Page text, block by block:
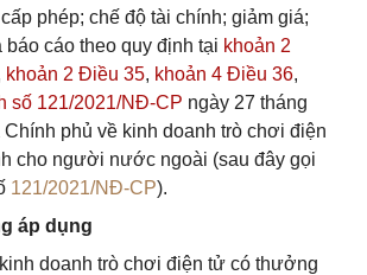
phép; chế độ tài chính; giảm giá;
báo cáo theo quy định tại khoản 2
khoản 2 Điều 35, khoản 4 Điều 36,
số 121/2021/NĐ-CP ngày 27 tháng
Chính phủ về kinh doanh trò chơi điện
cho người nước ngoài (sau đây gọi
121/2021/NĐ-CP).
áp dụng
doanh trò chơi điện tử có thưởng